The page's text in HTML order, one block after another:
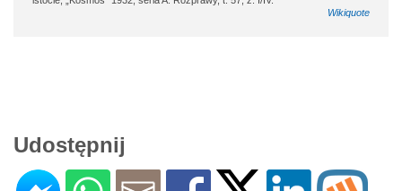
Wikiquote
Udostępnij